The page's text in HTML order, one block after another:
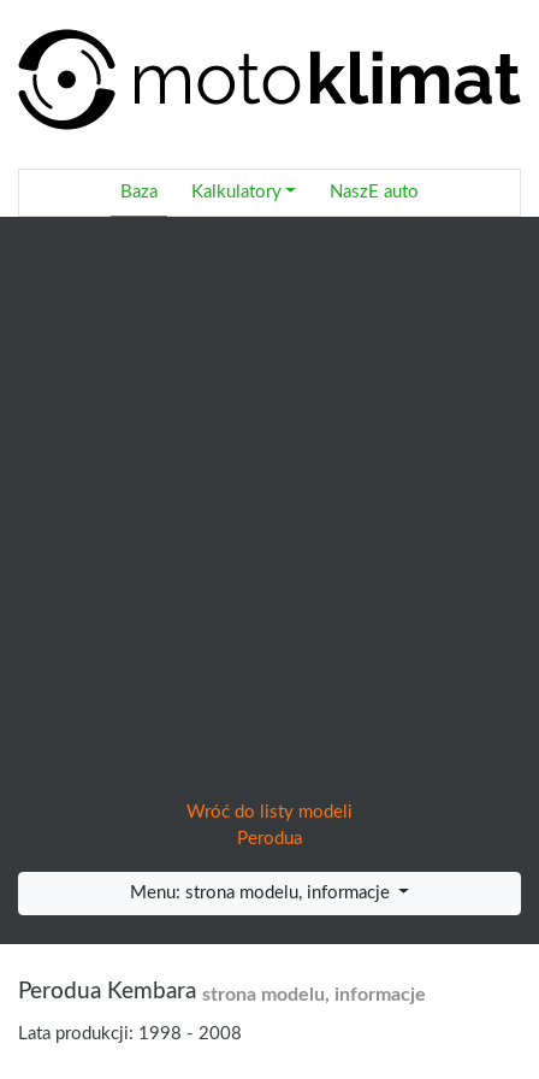
Baza Kalkulatory NaszE auto
Wróć do listy modeli
Perodua
Menu: strona modelu, informacje
Perodua Kembara strona modelu, informacje
Lata produkcji: 1998 - 2008